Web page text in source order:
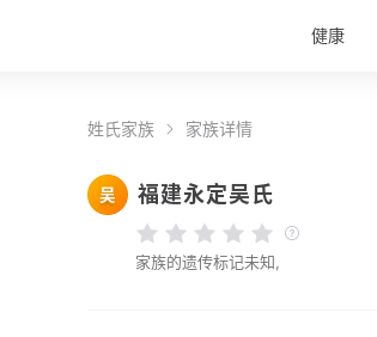
健康
姓氏家族 家族详情
吴 福建永定吴氏
家族的遗传标记未知,